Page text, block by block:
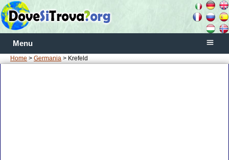
Menu
Home > Germania > Krefeld